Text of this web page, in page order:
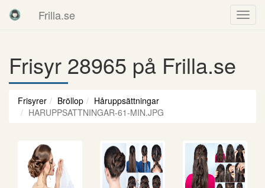
Frilla.se
Frisyr 28965 på Frilla.se
Frisyrer Bröllop
Håruppsättningar
HARUPPSATTNINGAR-61-MIN.JPG